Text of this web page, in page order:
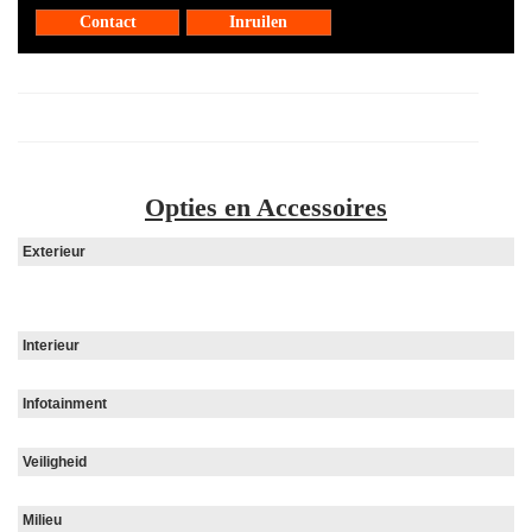
Contact Inruilen
Opties en Accessoires
Exterieur
Interieur
Infotainment
Veiligheid
Milieu